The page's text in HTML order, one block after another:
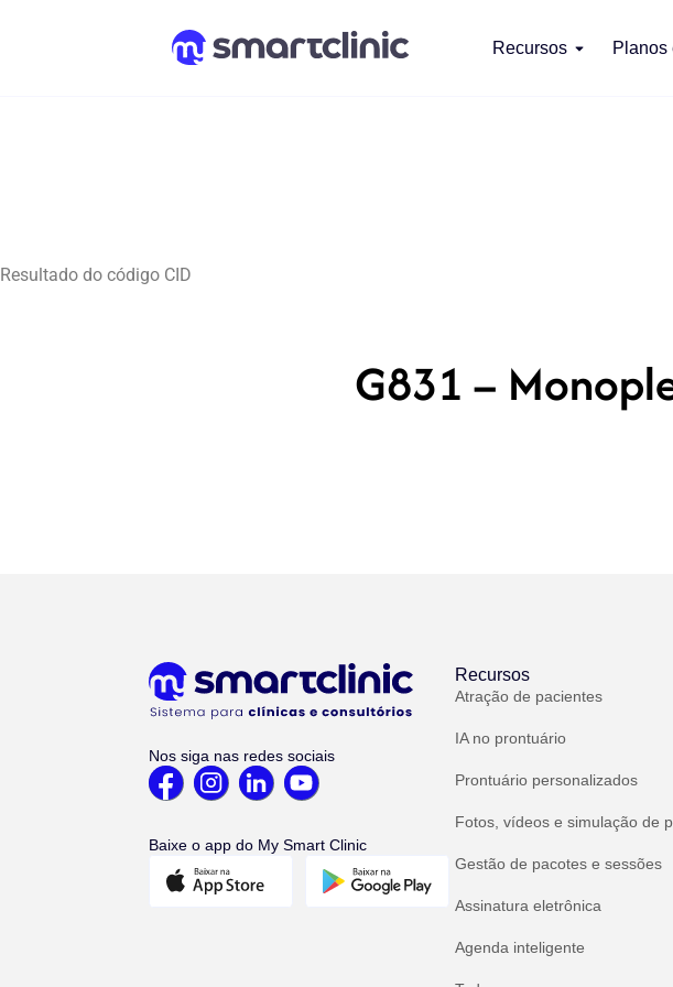
Recursos Planos
Resultado do código CID
G831 –
Nos siga nas redes sociais
Baixe o app do My Smart Clinic
Recursos
Atração de pacientes
IA no prontuário
Prontuário personalizados
Fotos, vídeos e simulação de
Gestão de pacotes e sessões
Assinatura eletrônica
Agenda inteligente